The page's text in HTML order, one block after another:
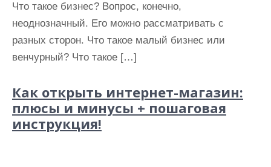
Что такое бизнес? Вопрос, конечно,
неоднозначный. Его можно рассматривать с
разных сторон. Что такое малый бизнес или
венчурный? Что такое […]
Как открыть интернет-магазин:
плюсы и минусы + пошаговая
инструкция!